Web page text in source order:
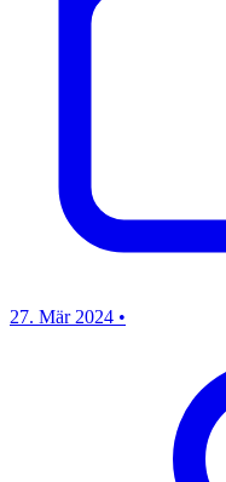
27. Mär 2024 •